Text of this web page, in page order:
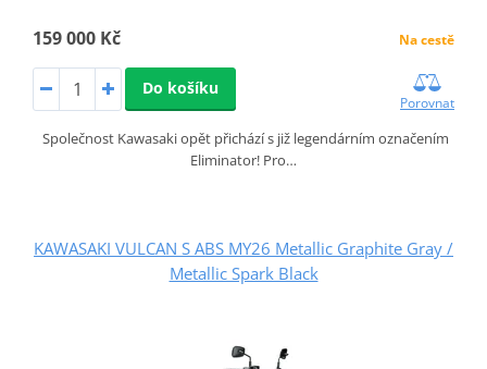
159 000 Kč Na cestě
Do košíku
Porovnat
Společnost Kawasaki opět přichází s již legendárním označením
Eliminator! Pro…
KAWASAKI VULCAN S ABS MY26 Metallic Graphite Gray /
Metallic Spark Black